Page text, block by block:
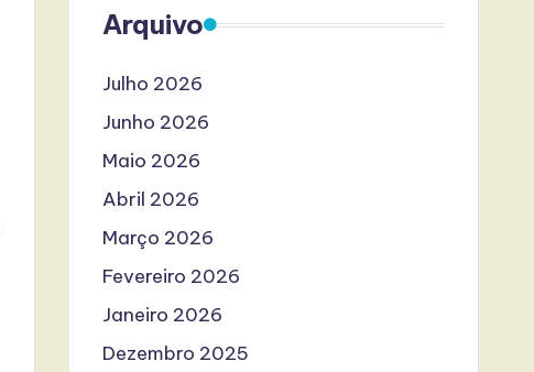
Arquivo
Julho 2026
Junho 2026
Maio 2026
Abril 2026
Março 2026
Fevereiro 2026
Janeiro 2026
Dezembro 2025